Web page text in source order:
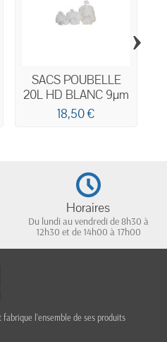
SACS POUBELLE
20L HD BLANC 9µm
18,50 €
›
Horaires
Du lundi au vendredi de 8h30 à
12h30 et de 14h00 à 17h00
l’ensemble de ses produits